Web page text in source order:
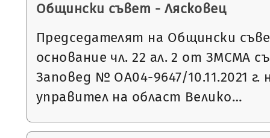
Общински съвет - Лясковец
Председателят на Общински
основание чл. 22 ал. 2 от ЗМСМА
Заповед № ОА04-9647/10.11.2021 г.
управител на област Велико…